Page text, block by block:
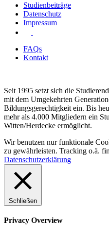
Studienbeiträge
Datenschutz
Impressum
FAQs
Kontakt
Seit 1995 setzt sich die
mit dem Umgekehrten
Bildungsgerechtigkeit ein. Bis
mehr als 4.000 Mitgliedern ein
Witten/Herdecke ermöglicht.
Wir benutzen nur funktionale
zu gewährleisten. Tracking o.ä.
Datenschutzerklärung
Schließen
Privacy Overview